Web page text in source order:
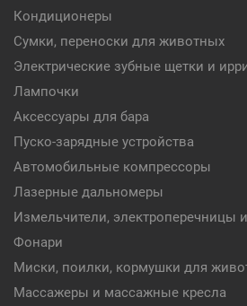
Кондиционеры
Сумки, переноски для животных
Электрические зубные щетки и
Лампочки
Аксессуары для бара
Пуско-зарядные устройства
Автомобильные компрессоры
Лазерные дальномеры
Измельчители, электроперечницы
Фонари
Миски, поилки, кормушки для
Массажеры и массажные кресла